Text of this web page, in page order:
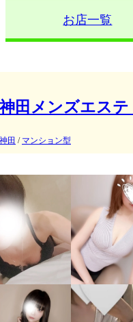
お店一覧
神田メンズエステ
神田 /マンション型